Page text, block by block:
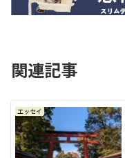
関連記事
エッセイ